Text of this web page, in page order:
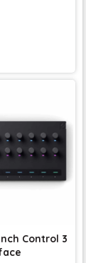
Control 3